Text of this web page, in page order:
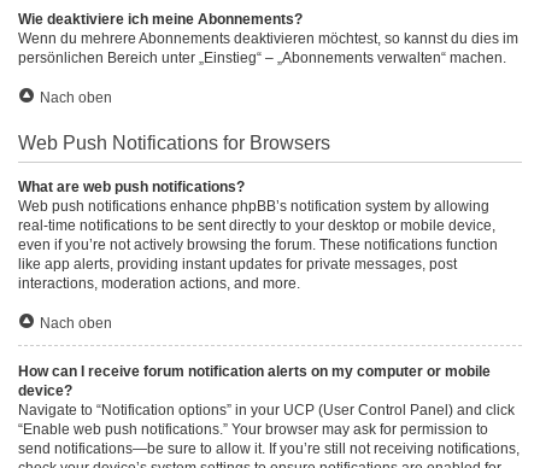
Wie deaktiviere ich meine Abonnements?
Wenn du mehrere Abonnements deaktivieren möchtest, so kannst du dies im
persönlichen Bereich unter „Einstieg“ – „Abonnements verwalten“ machen.
Nach oben
Web Push Notifications for Browsers
What are web push notifications?
Web push notifications enhance phpBB’s notification system by allowing
real-time notifications to be sent directly to your desktop or mobile device,
even if you’re not actively browsing the forum. These notifications function
like app alerts, providing instant updates for private messages, post
interactions, moderation actions, and more.
Nach oben
How can I receive forum notification alerts on my computer or mobile
device?
Navigate to “Notification options” in your UCP (User Control Panel) and click
“Enable web push notifications.” Your browser may ask for permission to
send notifications—be sure to allow it. If you’re still not receiving notifications,